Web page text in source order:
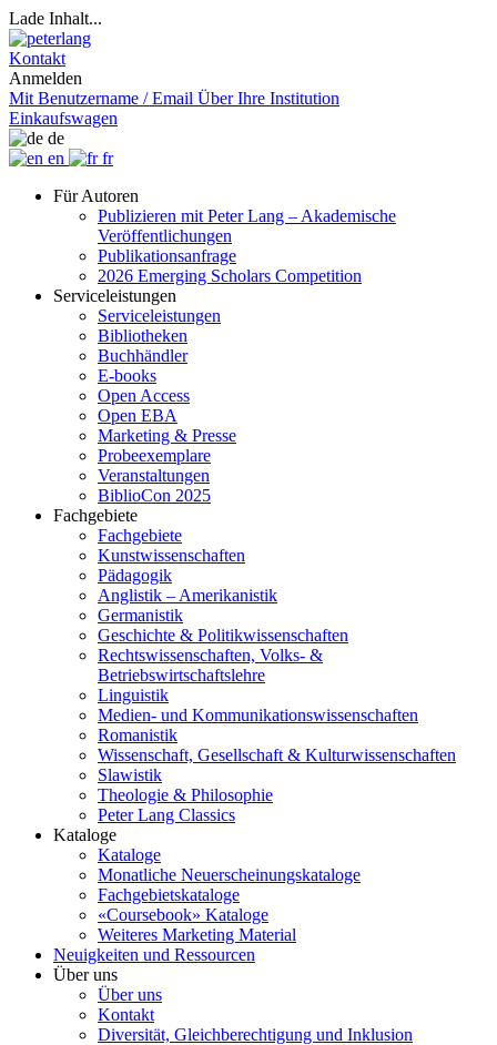
Lade Inhalt...
Kontakt
Anmelden
Mit Benutzername / Email Über Ihre Institution
Einkaufswagen
de
en
fr
Für Autoren
Publizieren mit Peter Lang – Akademische
Veröffentlichungen
Publikationsanfrage
2026 Emerging Scholars Competition
Serviceleistungen
Serviceleistungen
Bibliotheken
Buchhändler
E-books
Open Access
Open EBA
Marketing & Presse
Probeexemplare
Veranstaltungen
BiblioCon 2025
Fachgebiete
Fachgebiete
Kunstwissenschaften
Pädagogik
Anglistik – Amerikanistik
Germanistik
Geschichte & Politikwissenschaften
Rechtswissenschaften, Volks- &
Betriebswirtschaftslehre
Linguistik
Medien- und Kommunikationswissenschaften
Romanistik
Wissenschaft, Gesellschaft & Kulturwissenschaften
Slawistik
Theologie & Philosophie
Peter Lang Classics
Kataloge
Kataloge
Monatliche Neuerscheinungskataloge
Fachgebietskataloge
«Coursebook» Kataloge
Weiteres Marketing Material
Neuigkeiten und Ressourcen
Über uns
Über uns
Kontakt
Diversität, Gleichberechtigung und Inklusion